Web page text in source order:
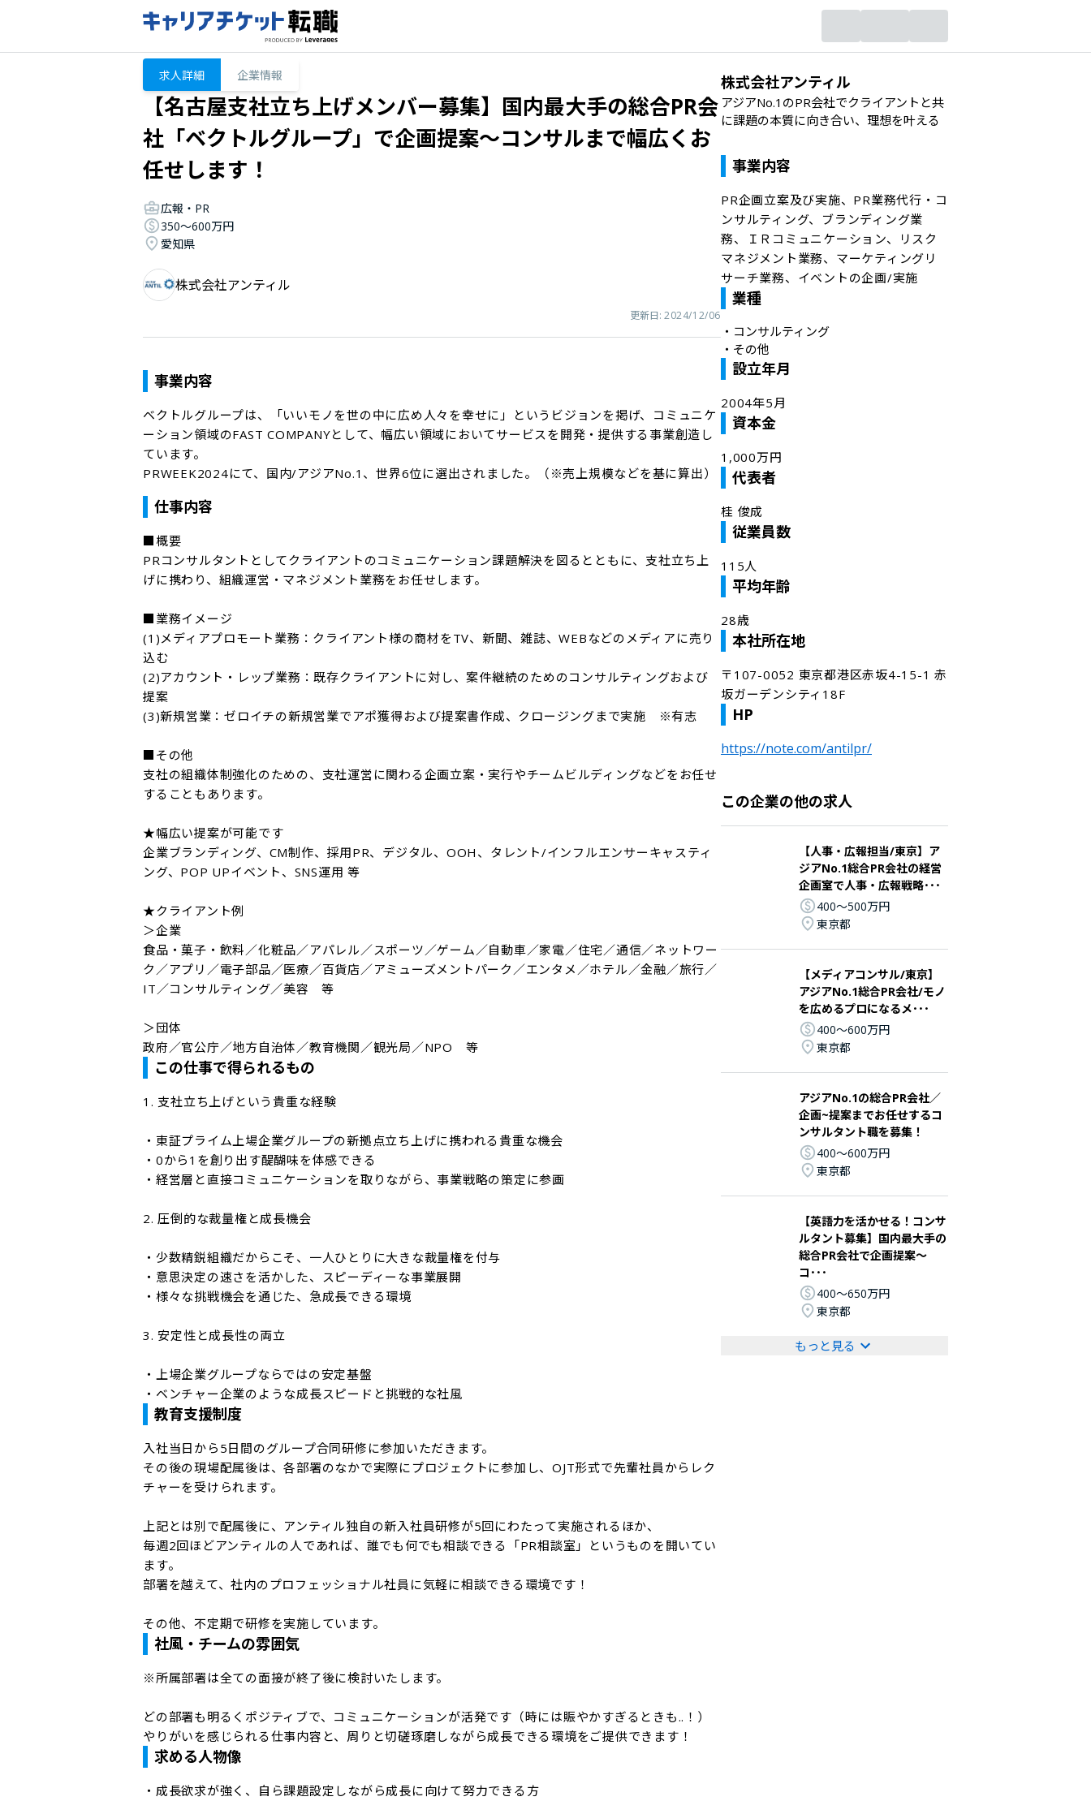
求人詳細 企業情報
【名古屋支社立ち上げメンバー募集】国内最大手の総合PR会
社「ベクトルグループ」で企画提案～コンサルまで幅広くお
任せします！
広報・PR
350〜600万円
愛知県
株式会社アンティル
更新日: 2024/12/06
事業内容
ベクトルグループは、「いいモノを世の中に広め人々を幸せに」というビジョンを掲げ、コミュニケ
ーション領域のFAST COMPANYとして、幅広い領域においてサービスを開発・提供する事業創造し
ています。
PRWEEK2024にて、国内/アジアNo.1、世界6位に選出されました。（※売上規模などを基に算出）
仕事内容
■概要
PRコンサルタントとしてクライアントのコミュニケーション課題解決を図るとともに、支社立ち上
げに携わり、組織運営・マネジメント業務をお任せします。
■業務イメージ
(1)メディアプロモート業務：クライアント様の商材をTV、新聞、雑誌、WEBなどのメディアに売り
込む
(2)アカウント・レップ業務：既存クライアントに対し、案件継続のためのコンサルティングおよび
提案
(3)新規営業：ゼロイチの新規営業でアポ獲得および提案書作成、クロージングまで実施　※有志
■その他
支社の組織体制強化のための、支社運営に関わる企画立案・実行やチームビルディングなどをお任せ
することもあります。
★幅広い提案が可能です
企業ブランディング、CM制作、採用PR、デジタル、OOH、タレント/インフルエンサーキャスティ
ング、POP UPイベント、SNS運用 等
★クライアント例
＞企業
食品・菓子・飲料／化粧品／アパレル／スポーツ／ゲーム／自動車／家電／住宅／通信／ネットワー
ク／アプリ／電子部品／医療／百貨店／アミューズメントパーク／エンタメ／ホテル／金融／旅行／
IT／コンサルティング／美容　等
＞団体
政府／官公庁／地方自治体／教育機関／観光局／NPO　等
この仕事で得られるもの
1. 支社立ち上げという貴重な経験
・東証プライム上場企業グループの新拠点立ち上げに携われる貴重な機会
・0から1を創り出す醍醐味を体感できる
・経営層と直接コミュニケーションを取りながら、事業戦略の策定に参画
2. 圧倒的な裁量権と成長機会
・少数精鋭組織だからこそ、一人ひとりに大きな裁量権を付与
・意思決定の速さを活かした、スピーディーな事業展開
・様々な挑戦機会を通じた、急成長できる環境
3. 安定性と成長性の両立
・上場企業グループならではの安定基盤
・ベンチャー企業のような成長スピードと挑戦的な社風
教育支援制度
入社当日から5日間のグループ合同研修に参加いただきます。
その後の現場配属後は、各部署のなかで実際にプロジェクトに参加し、OJT形式で先輩社員からレク
チャーを受けられます。
上記とは別で配属後に、アンティル独自の新入社員研修が5回にわたって実施されるほか、
毎週2回ほどアンティルの人であれば、誰でも何でも相談できる「PR相談室」というものを開いてい
ます。
部署を越えて、社内のプロフェッショナル社員に気軽に相談できる環境です！
その他、不定期で研修を実施しています。
社風・チームの雰囲気
※所属部署は全ての面接が終了後に検討いたします。
どの部署も明るくポジティブで、コミュニケーションが活発です（時には賑やかすぎるときも..！）
やりがいを感じられる仕事内容と、周りと切磋琢磨しながら成長できる環境をご提供できます！
求める人物像
・成長欲求が強く、自ら課題設定しながら成長に向けて努力できる方
株式会社アンティル
アジアNo.1のPR会社でクライアントと共
に課題の本質に向き合い、理想を叶える
事業内容
PR企画立案及び実施、PR業務代行・コ
ンサルティング、ブランディング業
務、ＩＲコミュニケーション、リスク
マネジメント業務、マーケティングリ
サーチ業務、イベントの企画/実施
業種
・ コンサルティング
・ その他
設立年月
2004年5月
資本金
1,000万円
代表者
桂 俊成
従業員数
115人
平均年齢
28歳
本社所在地
〒107-0052 東京都港区赤坂4-15-1 赤
坂ガーデンシティ18F
HP
https://note.com/antilpr/
この企業の他の求人
【人事・広報担当/東京】ア
ジアNo.1総合PR会社の経営
企画室で人事・広報戦略･･･
400〜500万円
東京都
【メディアコンサル/東京】
アジアNo.1総合PR会社/モノ
を広めるプロになるメ･･･
400〜600万円
東京都
アジアNo.1の総合PR会社／
企画~提案までお任せするコ
ンサルタント職を募集！
400〜600万円
東京都
【英語力を活かせる！コンサ
ルタント募集】国内最大手の
総合PR会社で企画提案～
コ･･･
400〜650万円
東京都
もっと見る